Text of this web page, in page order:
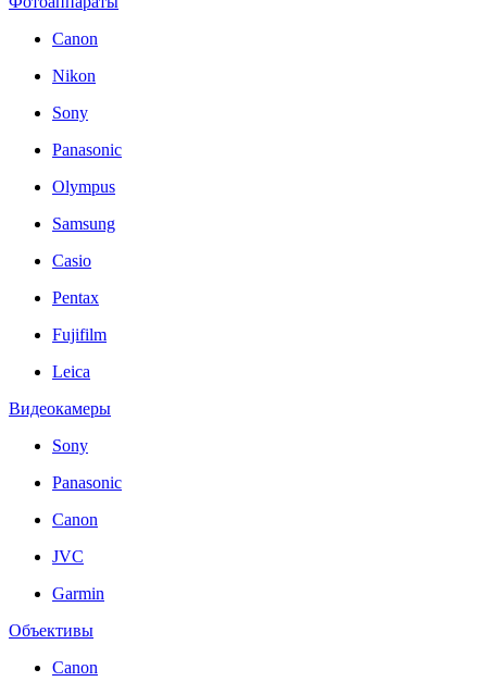
Canon
Nikon
Sony
Panasonic
Olympus
Samsung
Casio
Pentax
Fujifilm
Leica
Видеокамеры
Sony
Panasonic
Canon
JVC
Garmin
Объективы
Canon